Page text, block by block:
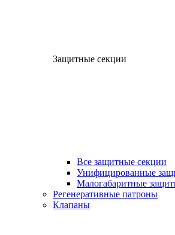
Защитные секции
Все защитные секции
Унифицированные
Малогабаритные
Регенеративные патроны
Клапаны